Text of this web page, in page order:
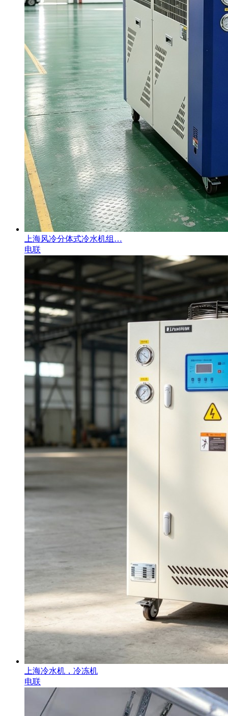
上海风冷分体式冷水机组…
电联
上海冷水机，冷冻机
电联